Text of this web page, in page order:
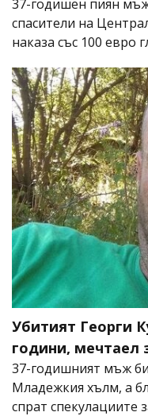
37-годишен пиян
спасители на
наказа със 100 евро
Убитият Георги
години, мечтаел
37-годишният мъж
Младежкия хълм, а
спрат спекулациите